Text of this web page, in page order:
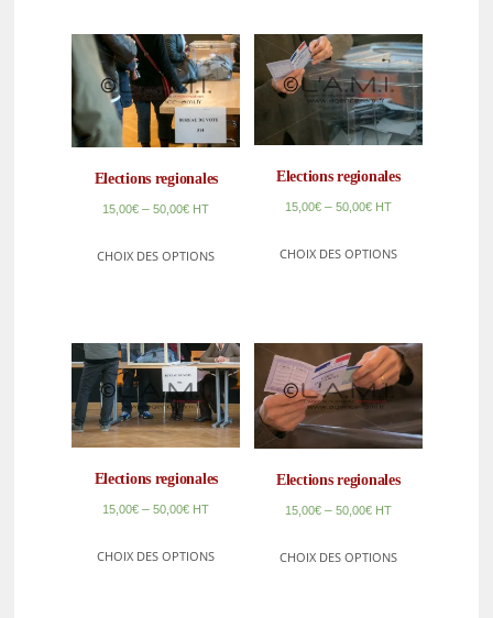
Elections regionales
15,00€ –50,00€ HT
CHOIX DES OPTIONS
Elections regionales
15,00€– 50,00€ HT
CHOIX DES OPTIONS
Elections regionales
15,00€ –50,00€ HT
CHOIX DES OPTIONS
Elections regionales
15,00€– 50,00€ HT
CHOIX DES OPTIONS